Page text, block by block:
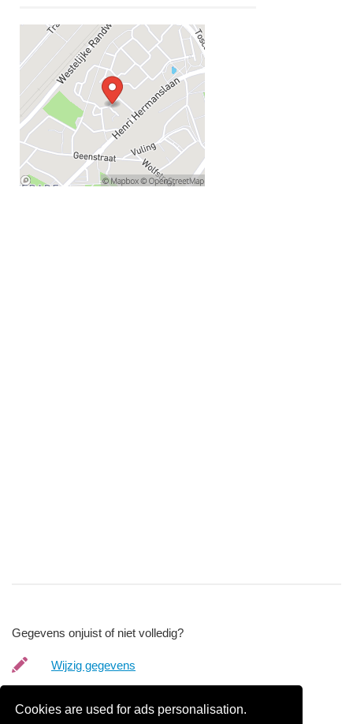
Cookies are used for ads personalisation.
Gegevens onjuist of niet volledig?
Wijzig gegevens